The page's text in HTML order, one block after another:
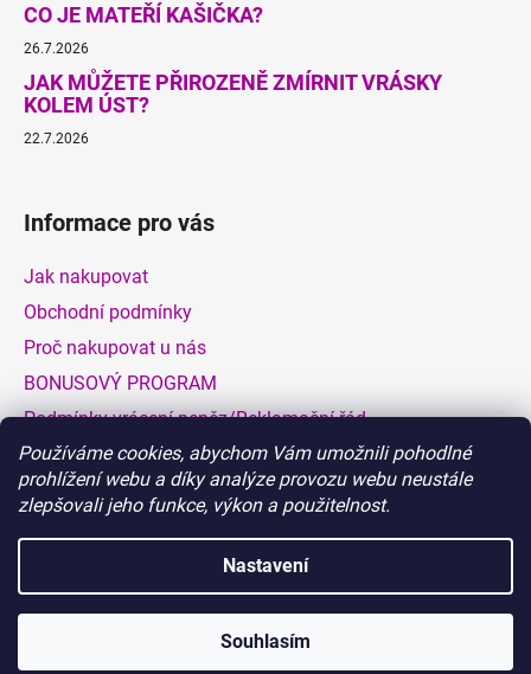
Používáme cookies, abychom Vám umožnili pohodlné
prohlížení webu a díky analýze provozu webu neustále
zlepšovali jeho funkce, výkon a použitelnost.
Nastavení
Souhlasím
CO JE MATEŘÍ KAŠIČKA?
26.7.2026
JAK MŮŽETE PŘIROZENĚ ZMÍRNIT VRÁSKY
KOLEM ÚST?
22.7.2026
Informace pro vás
Jak nakupovat
Obchodní podmínky
Proč nakupovat u nás
BONUSOVÝ PROGRAM
Podmínky vrácení peněz/Reklamační řád
Dodací a platební podmínky
Hodnocení obchodu
Vytvořil Shoptet
BIONATURALIA.CZ